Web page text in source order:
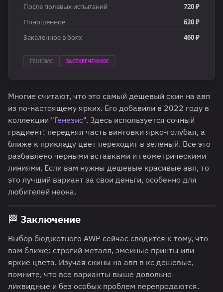
После полевых испытаний
720 ₽
Поношенное
620 ₽
Закаленное в боях
460 ₽
ГЕНЕЗИС ЗАСЕКРЕЧЕННОЕ
Многие считают, что это самый дешевый скин на авп
из по-настоящему ярких. Его добавили в 2022 году в
коллекции "Генезис". Здесь используется сочный
градиент: передняя часть винтовки ярко-голубая, а
ближе к прикладу цвет переходит в зеленый. Все это
разбавлено черными вставками и геометрическими
линиями. Если вам нужны дешевые красивые авп, то
это лучший вариант за свои деньги, особенно для
любителей неона.
🏁 Заключение
Выбор бюджетного AWP сейчас сводится к тому, что
вам ближе: строгий металл, змеиные принты или
яркие цвета. Изучая скины на авп в кс дешевые,
помните, что все варианты выше довольно
ликвидные и без особых проблем перепродаются.